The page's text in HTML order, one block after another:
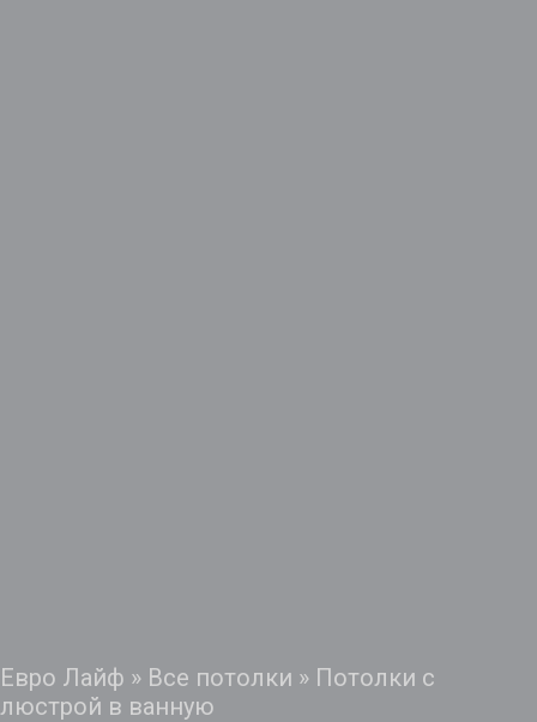
Евро Лайф » Все потолки » Потолки с
люстрой в ванную